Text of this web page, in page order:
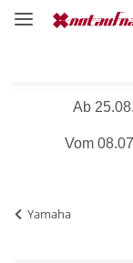
Ab
Vom
Yamaha